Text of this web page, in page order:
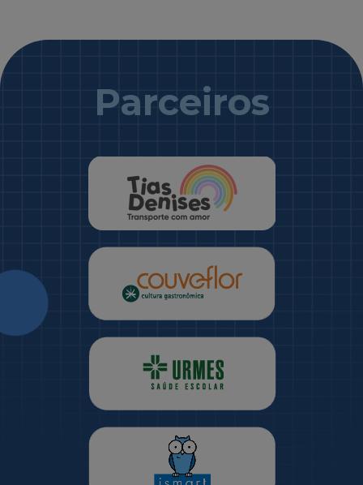
Parceiros